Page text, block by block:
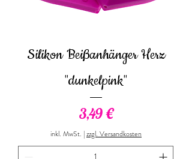
Silikon Beißanhänger Herz
"dunkelpink"
Preis
3,49 €
inkl. MwSt. |zzgl. Versandkosten